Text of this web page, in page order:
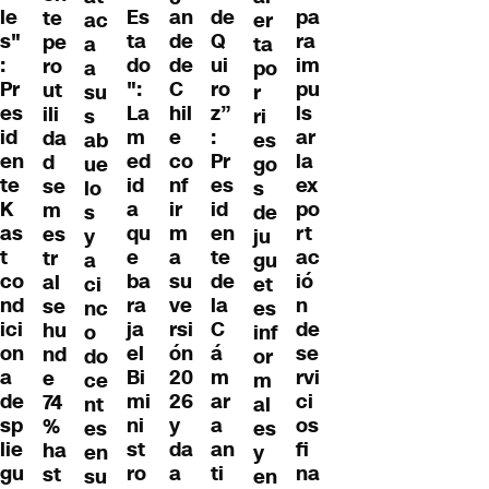
le
s"
:
Pr
es
id
en
te
K
as
t
co
nd
ici
on
a
de
sp
lie
gu
te
pe
ro
ut
ili
da
d
se
m
es
tr
al
se
hu
nd
e
74
%
ha
st
ac
a
a
su
s
ab
ue
lo
s
y
a
ci
nc
o
do
ce
nt
es
en
su
Es
ta
do
":
La
m
ed
id
a
qu
e
ba
ra
ja
el
Bi
mi
ni
st
ro
an
de
de
C
hil
e
co
nf
ir
m
a
su
ve
rsi
ón
20
26
y
da
a
de
Q
ui
ro
z”
:
Pr
es
id
en
te
de
la
C
á
m
ar
a
an
ti
er
ta
po
r
ri
es
go
s
de
ju
gu
et
es
inf
or
m
al
es
y
en
pa
ra
im
pu
ls
ar
la
ex
po
rt
ac
ió
n
de
se
rvi
ci
os
fi
na